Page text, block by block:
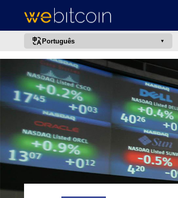
Português
português (BR)
english
español
français
italiano
deutsch
日本語
中文